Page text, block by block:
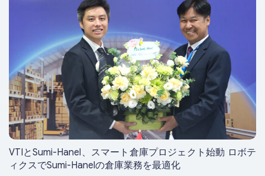
VTIとSumi-Hanel、スマート倉庫プロジェクト始動 ロボテ
ィクスでSumi-Hanelの倉庫業務を最適化